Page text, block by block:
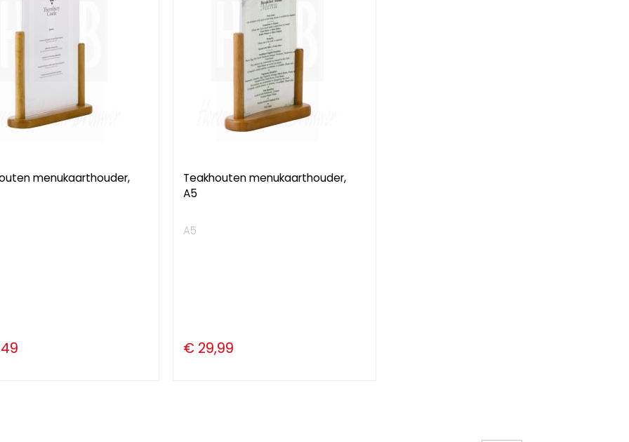
menukaarthouder,
Teakhouten menukaarthouder,
A5
A5
€ 29,99